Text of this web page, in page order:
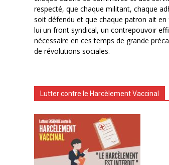
respecté, que chaque militant, chaque
soit défendu et que chaque patron ait en
lui un front syndical, un contrepouvoir
nécessaire en ces temps de grande
de révolutions sociales.
Lutter contre le Harcèlement Vaccinal